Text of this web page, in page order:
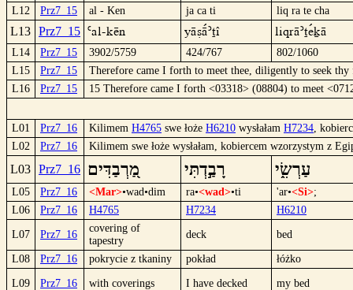
L12
Prz7_15 al - Ken ja ca ti liq ra te cha
L13 Prz7_15 `al-Kën yäcäº´tî liqrä´teºkä
L14 Prz7_15 3902/5759 424/767
802/1060
L15
Prz7_15
Therefore came I forth to meet thee, diligently to seek thy
L16
Prz7_15 15 Therefore came I forth <03318> (08804) to meet
L01 Prz7_16 Kilimem H4765 swe łoże H6210 wysłałam H7234,
L02
Prz7_16 Kilimem swe łoże wysłałam, kobiercem wzorzystym z
L03 Prz7_16 מַ֭רְבַדִּים רָבַ֣דְתִּי עַרְשִׂ֑י
L05 Prz7_16 <Mar>•wad•dim ra•<wad>•ti 'ar•<Si>;
L06
Prz7_16 H4765 H7234 H6210
L07 Prz7_16
covering of
tapestry
deck bed
L08 Prz7_16 pokrycie z tkaniny pokład łóżko
L09 Prz7_16 with coverings I have decked my bed